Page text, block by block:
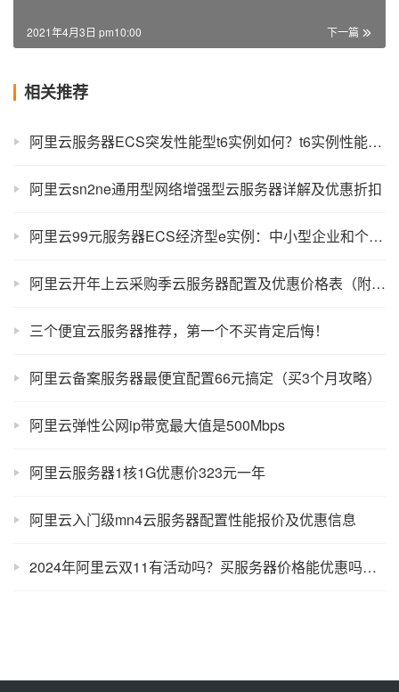
下一篇
2021年4月3日 pm10:00
相关推荐
阿里云服务器ECS突发性能型t6实例如何？t6实例性能评测
阿里云sn2ne通用型网络增强型云服务器详解及优惠折扣
阿里云99元服务器ECS经济型e实例：中小型企业和个人性价比首选
阿里云开年上云采购季云服务器配置及优惠价格表（附攻略）
三个便宜云服务器推荐，第一个不买肯定后悔！
阿里云备案服务器最便宜配置66元搞定（买3个月攻略）
阿里云弹性公网ip带宽最大值是500Mbps
阿里云服务器1核1G优惠价323元一年
阿里云入门级mn4云服务器配置性能报价及优惠信息
2024年阿里云双11有活动吗？买服务器价格能优惠吗？着急